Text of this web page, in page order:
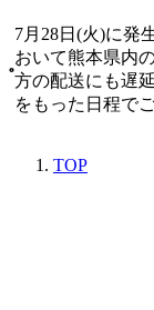
7月28日(火)に発
おいて熊本県内
方の配送にも遅
をもった日程で
TOP